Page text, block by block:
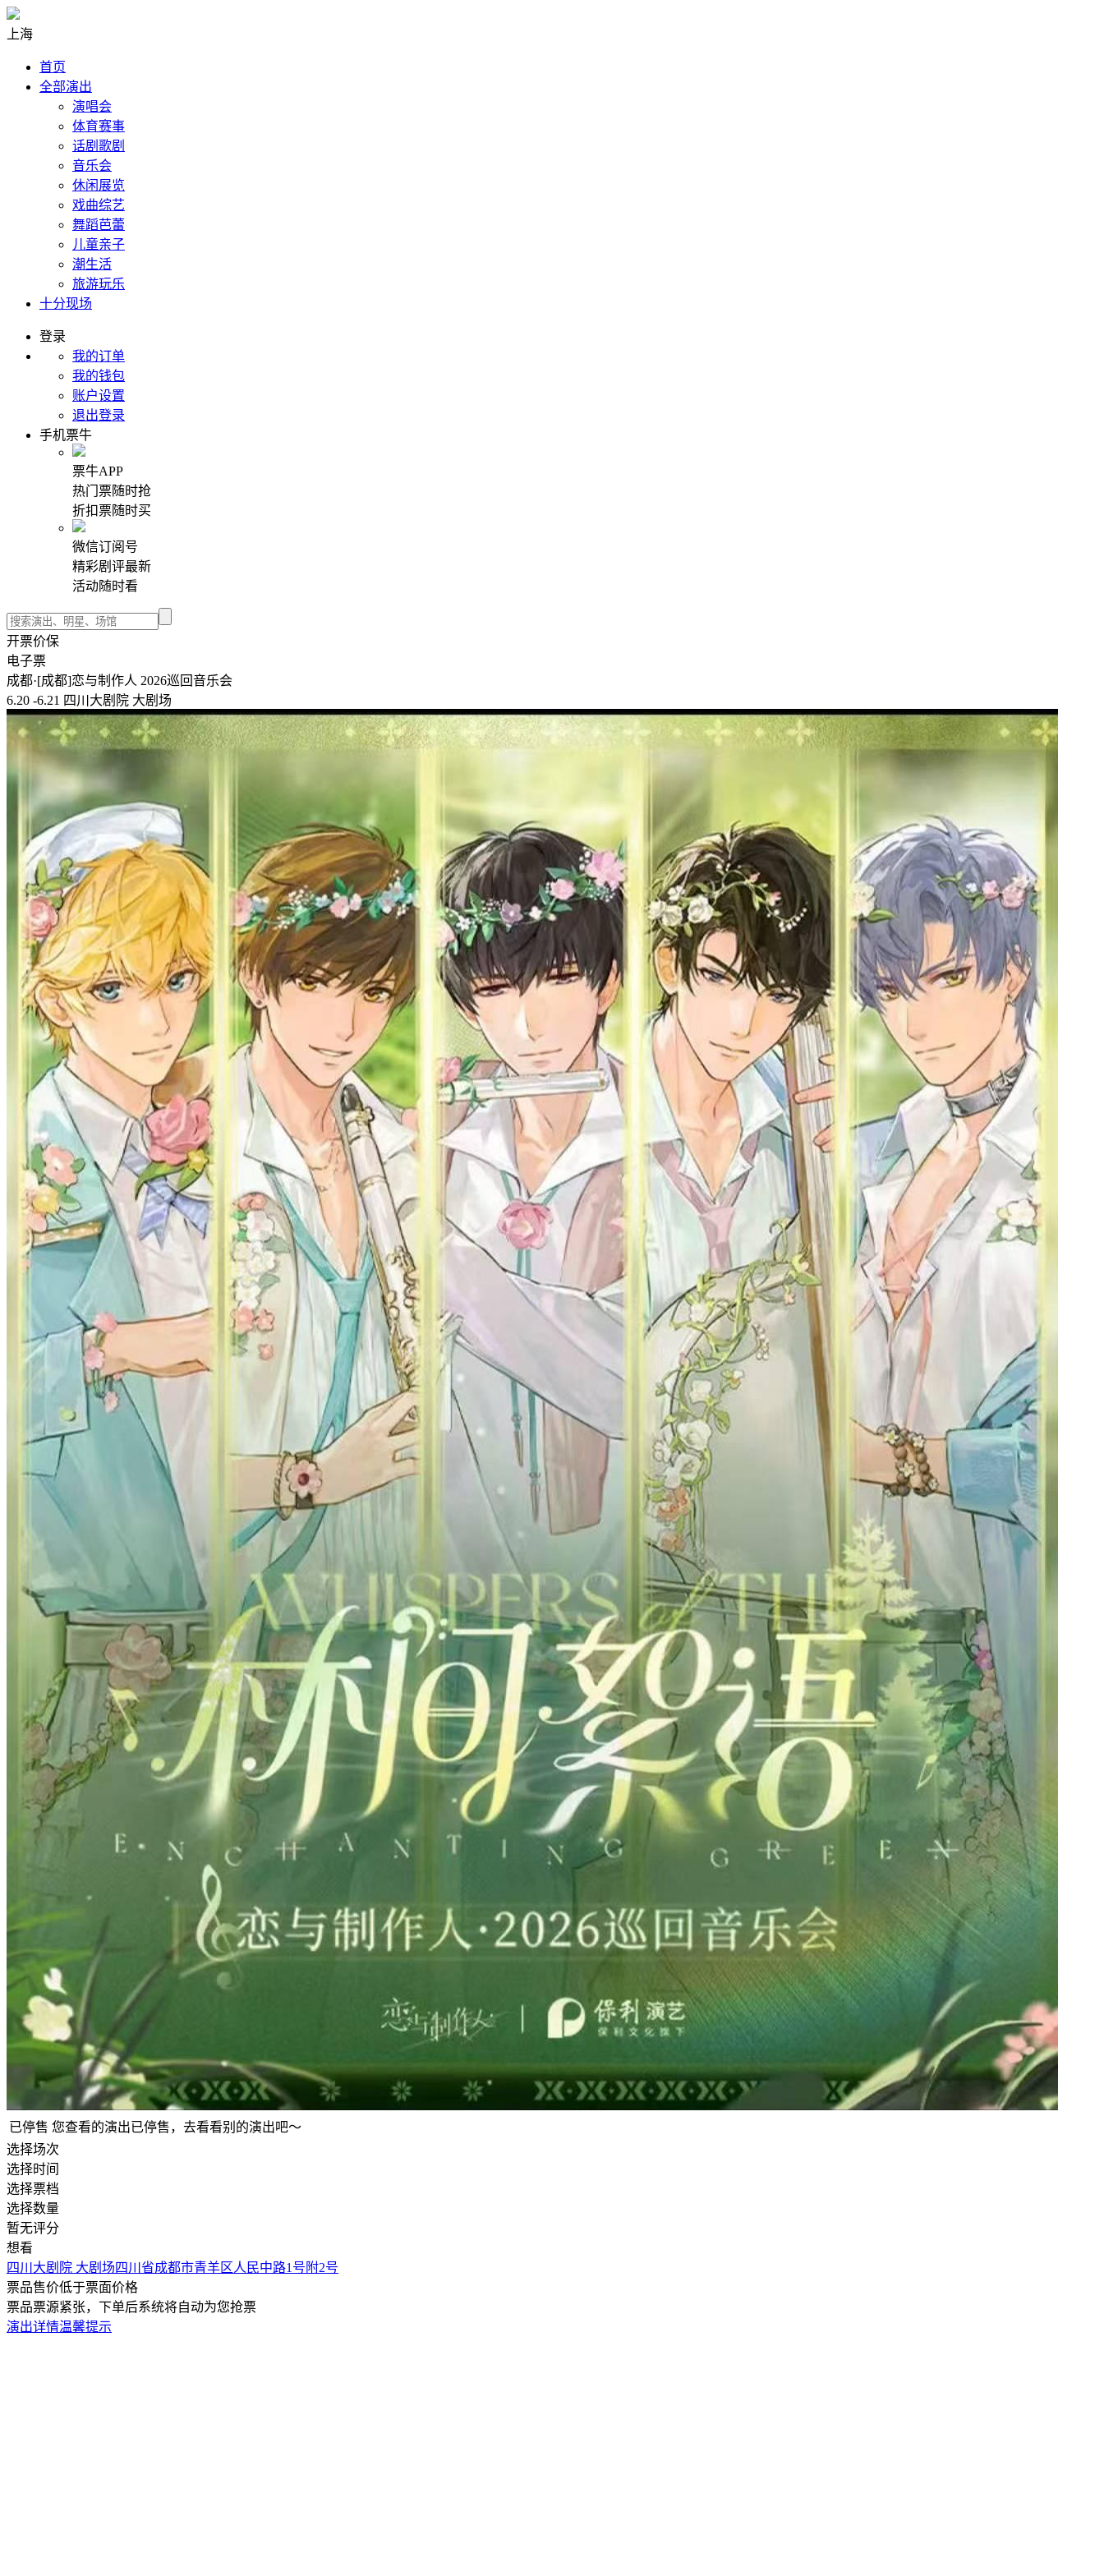
上海
首页
全部演出
演唱会
体育赛事
话剧歌剧
音乐会
休闲展览
戏曲综艺
舞蹈芭蕾
儿童亲子
潮生活
旅游玩乐
十分现场
登录
我的订单
我的钱包
账户设置
退出登录
手机票牛
票牛APP
热门票随时抢
折扣票随时买
微信订阅号
精彩剧评最新
活动随时看
开票价保
电子票
成都·[成都]恋与制作人 2026巡回音乐会
6.20 -6.21 四川大剧院 大剧场
已停售 您查看的演出已停售，去看看别的演出吧～
选择场次
选择时间
选择票档
选择数量
暂无评分
想看
四川大剧院 大剧场四川省成都市青羊区人民中路1号附2号
票品售价低于票面价格
票品票源紧张，下单后系统将自动为您抢票
演出详情温馨提示